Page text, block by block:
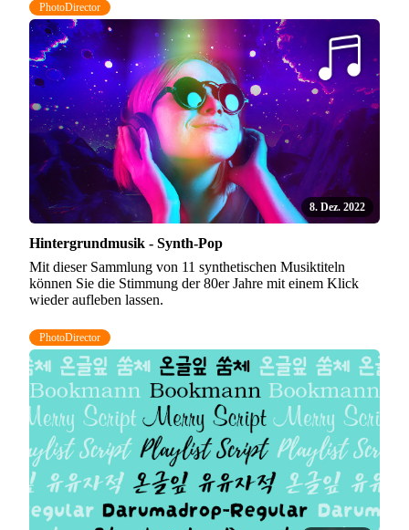
PhotoDirector
8. Dez. 2022
Hintergrundmusik - Synth-Pop
Mit dieser Sammlung von 11 synthetischen Musiktiteln
können Sie die Stimmung der 80er Jahre mit einem Klick
wieder aufleben lassen.
PhotoDirector